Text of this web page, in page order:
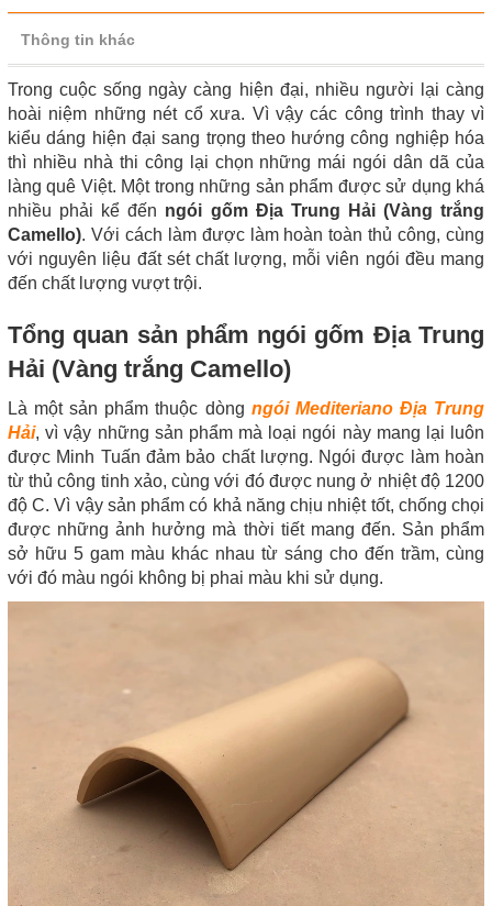
Thông tin khác
Trong cuộc sống ngày càng hiện đại, nhiều người lại càng
hoài niệm những nét cổ xưa. Vì vậy các công trình thay vì
kiểu dáng hiện đại sang trọng theo hướng công nghiệp hóa
thì nhiều nhà thi công lại chọn những mái ngói dân dã của
làng quê Việt. Một trong những sản phẩm được sử dụng khá
nhiều phải kể đến ngói gốm Địa Trung Hải (Vàng trắng
Camello). Với cách làm được làm hoàn toàn thủ công, cùng
với nguyên liệu đất sét chất lượng, mỗi viên ngói đều mang
đến chất lượng vượt trội.
Tổng quan sản phẩm ngói gốm Địa Trung
Hải (Vàng trắng Camello)
Là một sản phẩm thuộc dòng ngói Mediteriano Địa Trung
Hải, vì vậy những sản phẩm mà loại ngói này mang lại luôn
được Minh Tuấn đảm bảo chất lượng. Ngói được làm hoàn
từ thủ công tinh xảo, cùng với đó được nung ở nhiệt độ 1200
độ C. Vì vậy sản phẩm có khả năng chịu nhiệt tốt, chống chọi
được những ảnh hưởng mà thời tiết mang đến. Sản phẩm
sở hữu 5 gam màu khác nhau từ sáng cho đến trầm, cùng
với đó màu ngói không bị phai màu khi sử dụng.